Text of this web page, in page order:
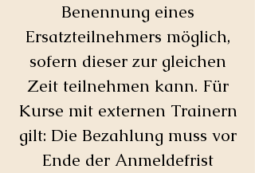
Benennung eines
Ersatzteilnehmers möglich,
sofern dieser zur gleichen
Zeit teilnehmen kann. Für
Kurse mit externen Trainern
gilt: Die Bezahlung muss vor
Ende der Anmeldefrist